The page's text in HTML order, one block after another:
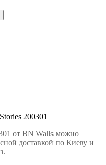
200301
от BN Walls можно
доставкой по Киеву и